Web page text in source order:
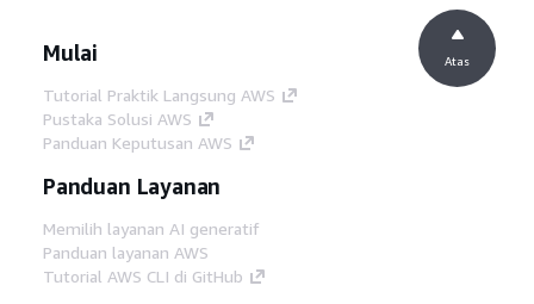
Mulai
Tutorial Praktik Langsung AWS
Pustaka Solusi AWS
Panduan Keputusan AWS
Panduan Layanan
Memilih layanan AI generatif
Panduan layanan AWS
Tutorial AWS CLI di GitHub
Atas